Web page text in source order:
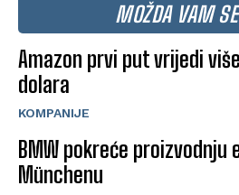
MOŽDA VAM
Amazon prvi put vrijedi
dolara
KOMPANIJE
BMW pokreće proizvodnju
Münchenu